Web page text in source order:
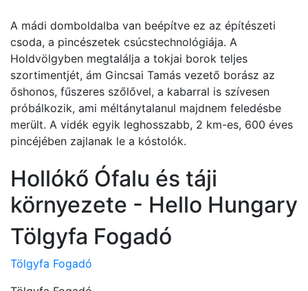
A mádi domboldalba van beépítve ez az építészeti
csoda, a pincészetek csúcstechnológiája. A
Holdvölgyben megtalálja a tokjai borok teljes
szortimentjét, ám Gincsai Tamás vezető borász az
őshonos, fűszeres szőlővel, a kabarral is szívesen
próbálkozik, ami méltánytalanul majdnem feledésbe
merült. A vidék egyik leghosszabb, 2 km-es, 600 éves
pincéjében zajlanak le a kóstolók.
Hollókő Ófalu és táji
környezete - Hello Hungary
Tölgyfa Fogadó
Tölgyfa Fogadó